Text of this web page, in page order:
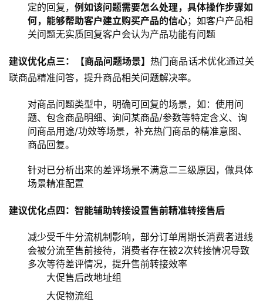
定的回复， 例如该问题需要怎么处理，具体操作步骤如
何，能够帮助客户建立购买产品的信心；如客户产品相
关问题无实质回复客户会认为产品功能有问题
建议优化点三：【商品问题场景】热门商品话术优化通过关
联商品精准问答，提升商品相关问题解决率。
对商品问题类型中，明确可回复的场景，如：使用问
题、包含商品明细、询问某商品/参数等特定含义、询
问商品用途/功效等场景，补充热门商品的精准意图、
商品回复。
针对已分析出来的差评场景不满意二三级原因，做具体
场景精准配置
建议优化点四：智能辅助转接设置售前精准转接售后
减少受千牛分流机制影响，部分订单周期长消费者进线
会被分流至售前接待，消费者存在被2次转接情况导致
多次等待差评情况，提升售前转接效率
大促售后改地址组
大促物流组